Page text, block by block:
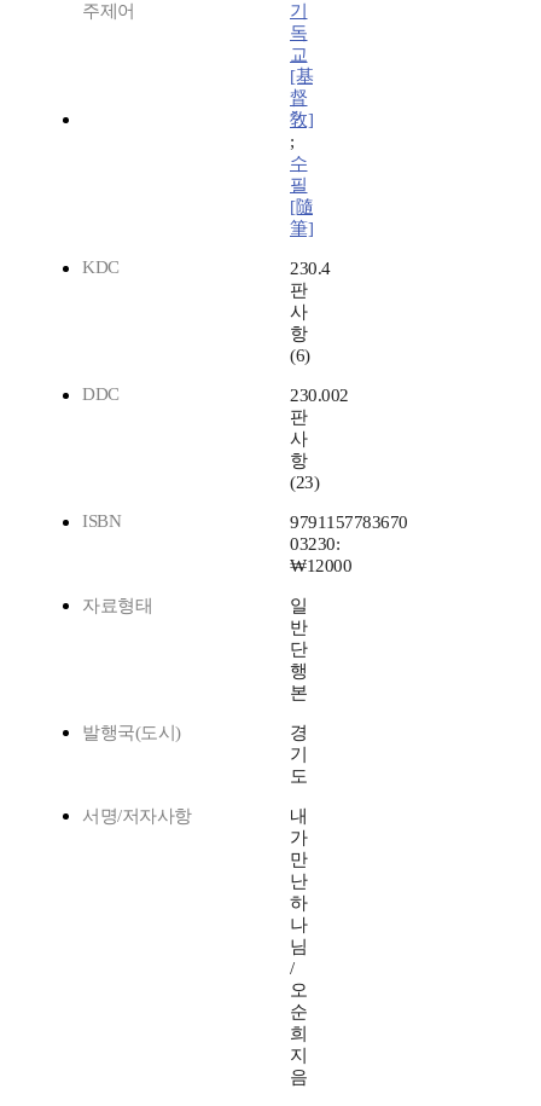
주제어
기
독
교
[基
督
敎]
;
수
필
[隨
筆]
KDC
230.4
판
사
항
(6)
DDC
230.002
판
사
항
(23)
ISBN
9791157783670
03230:
₩12000
자료형태
일
반
단
행
본
발행국(도시)
경
기
도
서명/저자사항
내
가
만
난
하
나
님
/
오
순
희
지
음